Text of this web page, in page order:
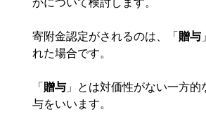
かについて検討します。
寄附金認定がされるのは、「 贈与
れた場合です。
「 贈与 」とは対価性がない一方
与をいいます。